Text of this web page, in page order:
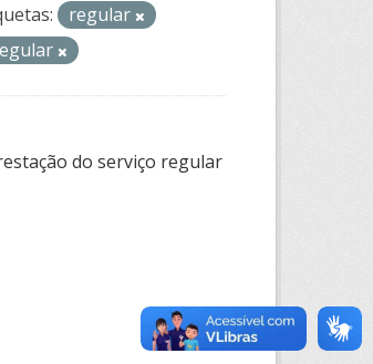
regular
do serviço regular